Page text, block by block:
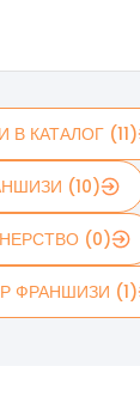
В КАТАЛОГ (11)
(10)
(0)
ФРАНШИЗИ (1)